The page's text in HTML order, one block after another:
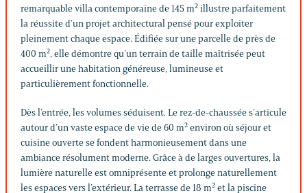
remarquable villa contemporaine de 145 m² illustre parfaitement
la réussite d’un projet architectural pensé pour exploiter
pleinement chaque espace. Édifiée sur une parcelle de près de
400 m², elle démontre qu’un terrain de taille maîtrisée peut
accueillir une habitation généreuse, lumineuse et
particulièrement fonctionnelle.
Dès l’entrée, les volumes séduisent. Le rez-de-chaussée s’articule
autour d’un vaste espace de vie de 60 m² environ où séjour et
cuisine ouverte se fondent harmonieusement dans une
ambiance résolument moderne. Grâce à de larges ouvertures, la
lumière naturelle est omniprésente et prolonge naturellement
les espaces vers l’extérieur. La terrasse de 18 m² et la piscine